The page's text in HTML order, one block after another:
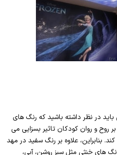
در نظر داشته باشید که رنگ های
روح و روان کودکان تاثیر بسزایی می
بنابراین، علاوه بر رنگ سفید در مهد
های خنثی مثل سبز روشن، آبی،